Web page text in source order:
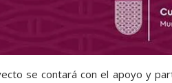
se contará con el apoyo y